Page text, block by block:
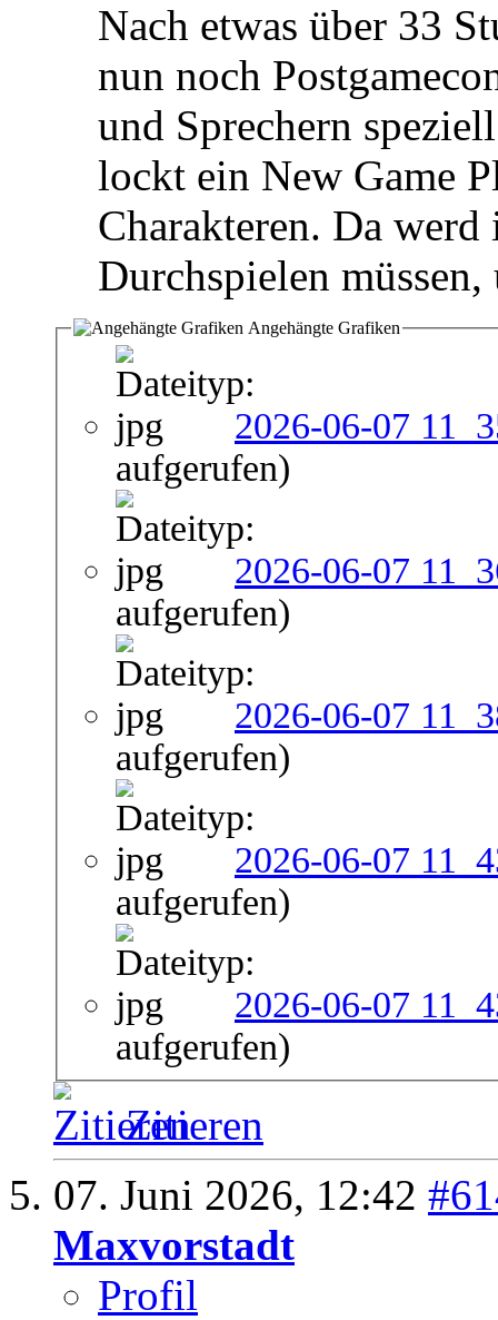
Nach etwas über 33
nun noch
und Sprechern
lockt ein New Game
Charakteren. Da
Durchspielen müssen,
Angehängte Grafiken
2026-06-07
aufgerufen)
2026-06-07
aufgerufen)
2026-06-07
aufgerufen)
2026-06-07
aufgerufen)
2026-06-07
aufgerufen)
Zitieren
07. Juni 2026, 12:42
Maxvorstadt
Profil